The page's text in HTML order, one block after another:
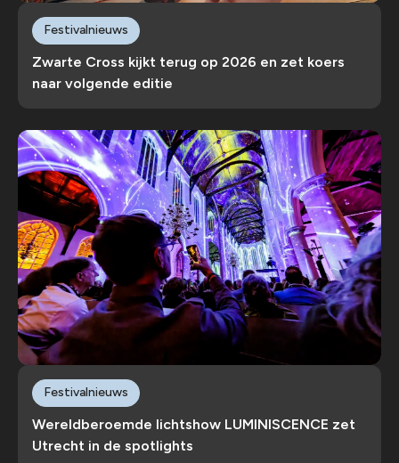
Zwarte Cross kijkt terug op 2026 en zet koers
naar volgende editie
Festivalnieuws
Wereldberoemde lichtshow LUMINISCENCE zet
Utrecht in de spotlights
Festivalnieuws